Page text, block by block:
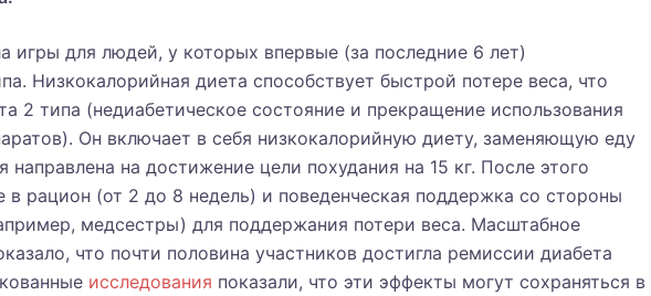
игры для людей, у которых впервые (за последние 6 лет)
Низкокалорийная диета способствует быстрой потере веса, что
2 типа (недиабетическое состояние и прекращение использования
Он включает в себя низкокалорийную диету, заменяющую еду
направлена ​​на достижение цели похудания на 15 кг. После этого
в рацион (от 2 до 8 недель) и поведенческая поддержка со стороны
медсестры) для поддержания потери веса. Масштабное
что почти половина участников достигла ремиссии диабета
исследования показали, что эти эффекты могут сохраняться в